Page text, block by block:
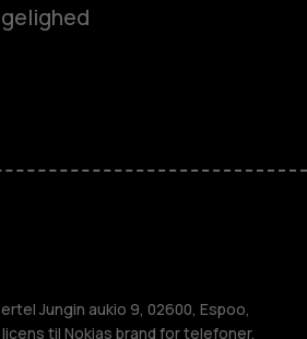
Jungin aukio 9, 02600, Espoo,
til Nokias brand for telefoner.